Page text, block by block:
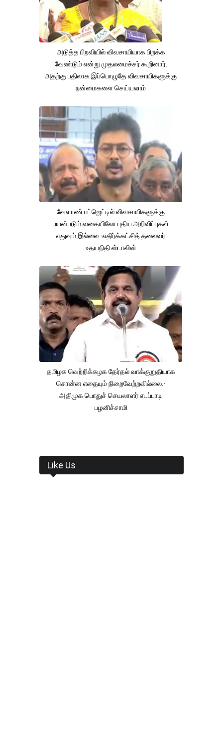
அடுத்த பிறவியில் விவசாயியாக பிறக்க
வேண்டும் என்று முதலமைச்சர் கூறினார்.
அதற்கு பதிலாக இப்பொழுதே விவசாயிகளுக்கு
நன்மைகளை செய்யலாம்
வேளாண் பட்ஜெட்டில் விவசாயிகளுக்கு
பயன்படும் வகையிலோ புதிய அறிவிப்புகள்
எதுவும் இல்லை -எதிர்க்கட்சித் தலைவர்
உதயநிதி ஸ்டாலின்
தமிழக வெற்றிக்கழக தேர்தல் வாக்குறுதியாக
சொன்ன எதையும் நிறைவேற்றவில்லை.-
அதிமுக பொதுச் செயலாளர் எடப்பாடி
பழனிச்சாமி
Like Us